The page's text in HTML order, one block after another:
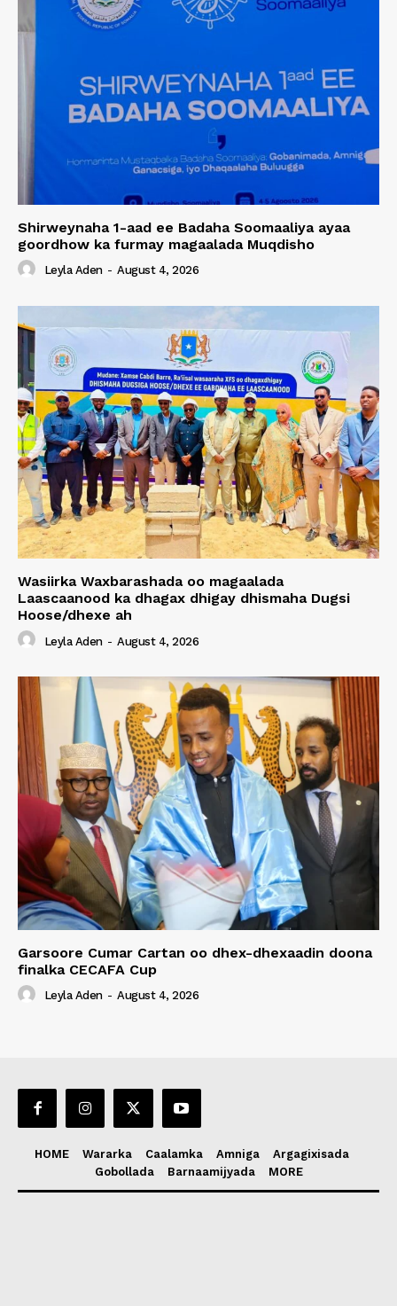
Shirweynaha 1-aad ee Badaha Soomaaliya ayaa
goordhow ka furmay magaalada Muqdisho
Leyla Aden - August 4, 2026
Wasiirka Waxbarashada oo magaalada
Laascaanood ka dhagax dhigay dhismaha Dugsi
Hoose/dhexe ah
Leyla Aden - August 4, 2026
Garsoore Cumar Cartan oo dhex-dhexaadin doona
finalka CECAFA Cup
Leyla Aden - August 4, 2026
HOME Wararka Caalamka Amniga
Argagixisada
Gobollada
Barnaamijyada MORE